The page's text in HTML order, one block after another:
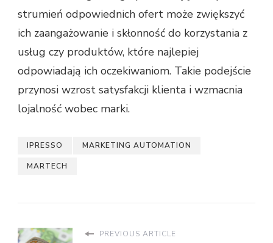
strumień odpowiednich ofert może zwiększyć
ich zaangażowanie i skłonność do korzystania z
usług czy produktów, które najlepiej
odpowiadają ich oczekiwaniom. Takie podejście
przynosi wzrost satysfakcji klienta i wzmacnia
lojalność wobec marki.
IPRESSO MARKETING AUTOMATION
MARTECH
PREVIOUS ARTICLE